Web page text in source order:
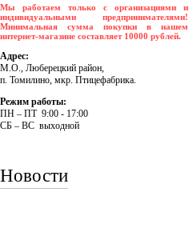
Мы работаем только с организациями и
индивидуальными предпринимателями!
Минимальная сумма покупки в нашем
интернет-магазине составляет 10000 рублей.
Адрес:
М.О., Люберецкий район,
п. Томилино, мкр. Птицефабрика.
Режим работы:
ПH – ПT 9:00 - 17:00
CБ – BC выходной
Новости